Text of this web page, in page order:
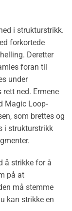
i strukturstrikk.
forkortede
Deretter
foran til
under
ned. Ermene
Magic Loop-
som brettes og
i strukturstrikk
å strikke for å
på at
må stemme
kan strikke en